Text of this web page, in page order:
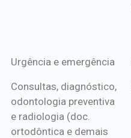
*Procedimentos Amil
Urgência e emergência
Consultas, diagnóstico,
odontologia preventiva
e radiologia (doc.
ortodôntica e demais